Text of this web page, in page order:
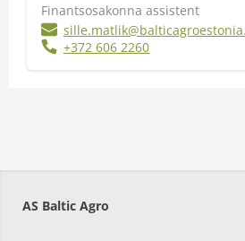
Finantsosakonna assistent
+372 606 2260
AS Baltic Agro